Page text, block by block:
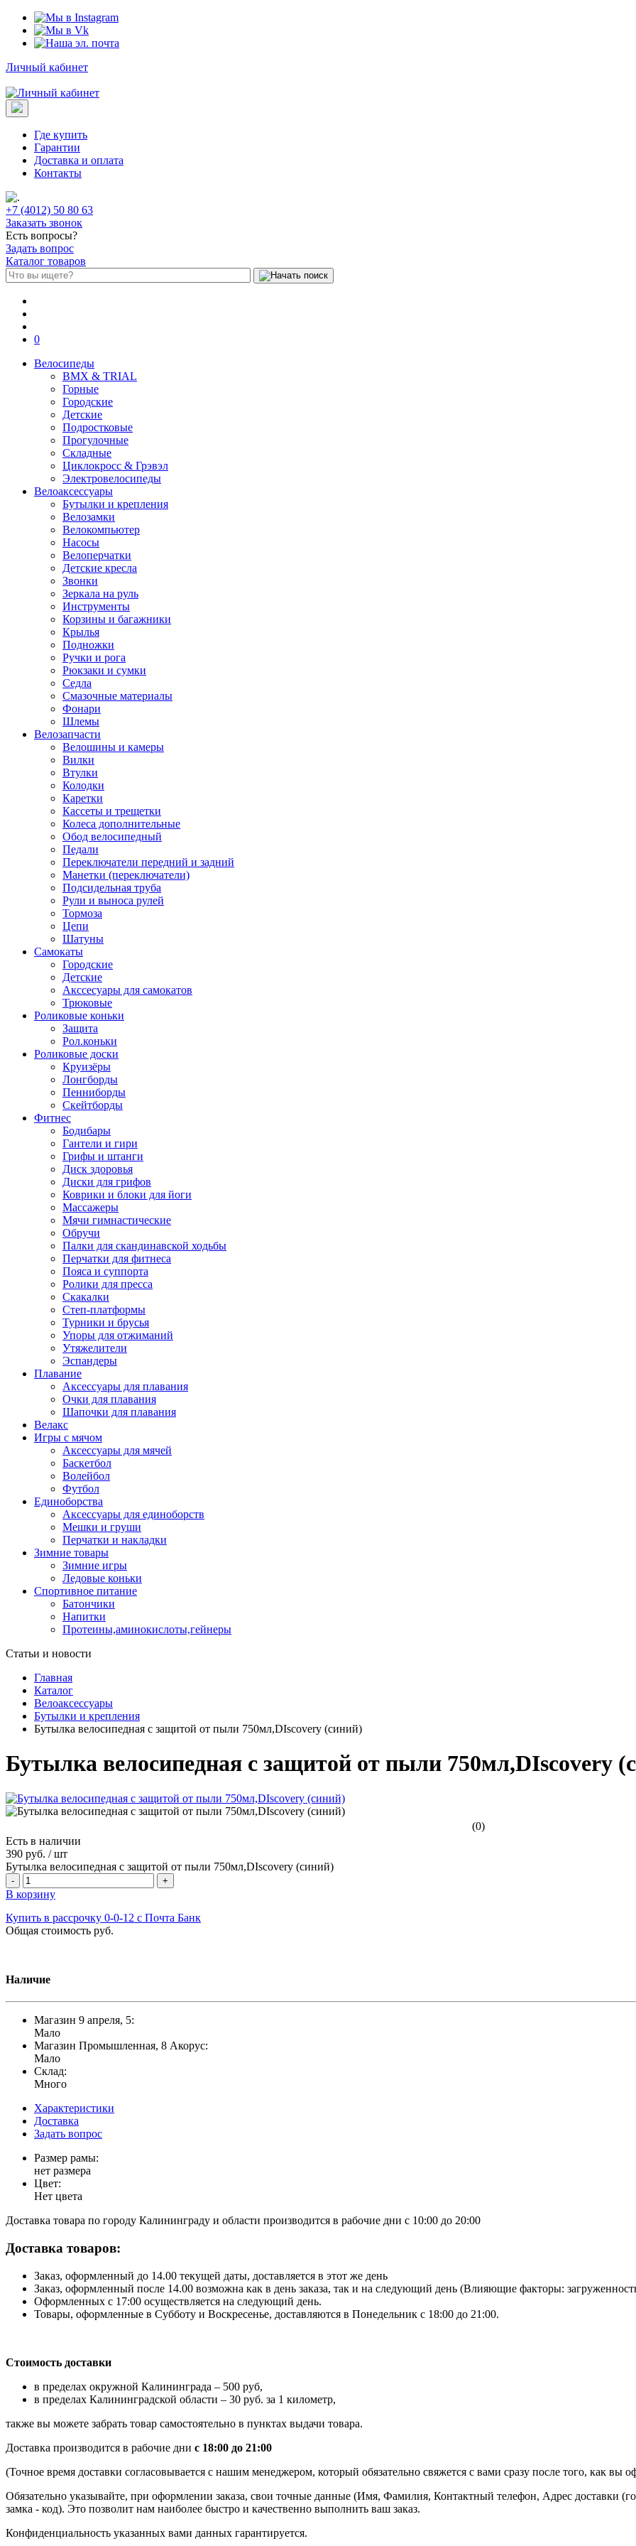
Личный кабинет
Где купить
Гарантии
Доставка и оплата
Контакты
+7 (4012) 50 80 63
Заказать звонок
Есть вопросы?
Задать вопрос
Каталог товаров
0
Велосипеды
BMX & TRIAL
Горные
Городские
Детские
Подростковые
Прогулочные
Складные
Циклокросс & Грэвэл
Электровелосипеды
Велоаксессуары
Бутылки и крепления
Велозамки
Велокомпьютер
Насосы
Велоперчатки
Детские кресла
Звонки
Зеркала на руль
Инструменты
Корзины и багажники
Крылья
Подножки
Ручки и рога
Рюкзаки и сумки
Седла
Смазочные материалы
Фонари
Шлемы
Велозапчасти
Велошины и камеры
Вилки
Втулки
Колодки
Каретки
Кассеты и трещетки
Колеса дополнительные
Обод велосипедный
Педали
Переключатели передний и задний
Манетки (переключатели)
Подсидельная труба
Рули и выноса рулей
Тормоза
Цепи
Шатуны
Самокаты
Городские
Детские
Акссесуары для самокатов
Трюковые
Роликовые коньки
Защита
Рол.коньки
Роликовые доски
Круизёры
Лонгборды
Пенниборды
Скейтборды
Фитнес
Бодибары
Гантели и гири
Грифы и штанги
Диск здоровья
Диски для грифов
Коврики и блоки для йоги
Массажеры
Мячи гимнастические
Обручи
Палки для скандинавской ходьбы
Перчатки для фитнеса
Пояса и суппорта
Ролики для пресса
Скакалки
Степ-платформы
Турники и брусья
Упоры для отжиманий
Утяжелители
Эспандеры
Плавание
Аксессуары для плавания
Очки для плавания
Шапочки для плавания
Велакс
Игры с мячом
Аксессуары для мячей
Баскетбол
Волейбол
Футбол
Единоборства
Аксессуары для единоборств
Мешки и груши
Перчатки и накладки
Зимние товары
Зимние игры
Ледовые коньки
Спортивное питание
Батончики
Напитки
Протеины,аминокислоты,гейнеры
Статьи и новости
Главная
Каталог
Велоаксессуары
Бутылки и крепления
Бутылка велосипедная с защитой от пыли 750мл,DIscovery (синий)
Бутылка велосипедная с защитой от пыли 750мл,DIscovery
(0)
Есть в наличии
390 руб. / шт
Бутылка велосипедная с защитой от пыли 750мл,DIscovery (синий)
- +
В корзину
Купить в рассрочку 0-0-12 с Почта Банк
Общая стоимость руб.
Наличие
Магазин 9 апреля, 5:
Мало
Магазин Промышленная, 8 Акорус:
Мало
Склад:
Много
Характеристики
Доставка
Задать вопрос
Размер рамы:
нет размера
Цвет:
Нет цвета
Доставка товара по городу Калининграду и области производится в рабочие дни с 10:00 до 20:00
Доставка товаров:
Заказ, оформленный до 14.00 текущей даты, доставляется в этот же день
Заказ, оформленный после 14.00 возможна как в день заказа, так и на следующий день (Влияющие факторы:
Оформленных с 17:00 осуществляется на следующий день.
Товары, оформленные в Субботу и Воскресенье, доставляются в Понедельник с 18:00 до 21:00.
Стоимость доставки
в пределах окружной Калининграда – 500 руб,
в пределах Калининградской области – 30 руб. за 1 километр,
также вы можете забрать товар самостоятельно в пунктах выдачи товара.
Доставка производится в рабочие дни с 18:00 до 21:00
(Точное время доставки согласовывается с нашим менеджером, который обязательно свяжется с вами сразу после того, как вы
Обязательно указывайте, при оформлении заказа, свои точные данные (Имя, Фамилия, Контактный телефон, Адрес доставки
замка - код). Это позволит нам наиболее быстро и качественно выполнить ваш заказ.
Конфиденциальность указанных вами данных гарантируется.